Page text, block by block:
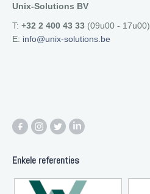
Unix-Solutions BV
T: +32 2 400 43 33 (09u00 - 17u00)
E: info@unix-solutions.be
Enkele referenties